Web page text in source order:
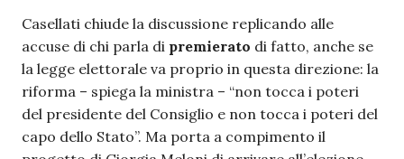
Casellati chiude la discussione replicando alle
accuse di chi parla di premierato di fatto, anche se
la legge elettorale va proprio in questa direzione: la
riforma – spiega la ministra – “non tocca i poteri
del presidente del Consiglio e non tocca i poteri del
capo dello Stato”. Ma porta a compimento il